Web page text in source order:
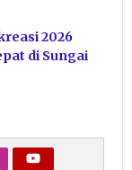
2026
di Sungai